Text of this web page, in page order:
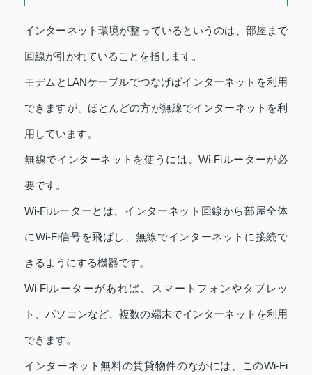
インターネット環境が整っているというのは、部屋まで
回線が引かれていることを指します。
モデムとLANケーブルでつなげばインターネットを利用
できますが、ほとんどの方が無線でインターネットを利
用しています。
無線でインターネットを使うには、Wi-Fiルーターが必
要です。
Wi-Fiルーターとは、インターネット回線から部屋全体
にWi-Fi信号を飛ばし、無線でインターネットに接続で
きるようにする機器です。
Wi-Fiルーターがあれば、スマートフォンやタブレッ
ト、パソコンなど、複数の端末でインターネットを利用
できます。
インターネット無料の賃貸物件のなかには、このWi-Fi